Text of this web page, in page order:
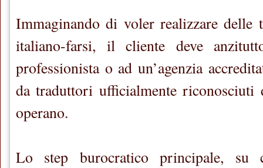
Immaginando di voler realizzare delle
italiano-farsi, il cliente deve
professionista o ad un’agenzia
da traduttori ufficialmente
operano.
Lo step burocratico principale,